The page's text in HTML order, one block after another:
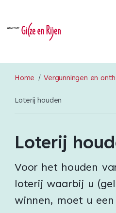
Home Vergunningen en
Loterij houden
Loterij
Voor het houden
loterij waarbij u
winnen, moet u